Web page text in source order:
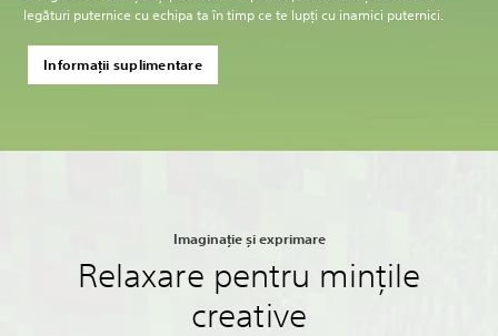
legături puternice cu echipa ta în timp ce te lupți cu inamici puternici.
Informații suplimentare
Imaginație și exprimare
Relaxare pentru mințile
creative